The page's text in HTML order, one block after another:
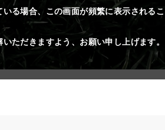
る場合、この画面が頻繁に表示されるこ
ただきますよう、お願い申し上げます。